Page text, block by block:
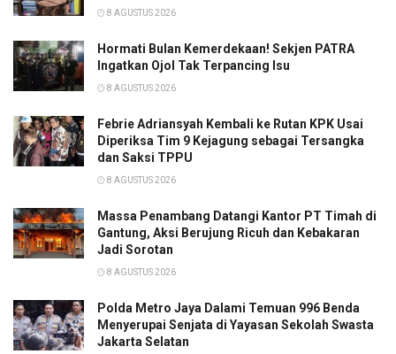
8 AGUSTUS 2026
Hormati Bulan Kemerdekaan! Sekjen PATRA
Ingatkan Ojol Tak Terpancing Isu
8 AGUSTUS 2026
Febrie Adriansyah Kembali ke Rutan KPK Usai
Diperiksa Tim 9 Kejagung sebagai Tersangka
dan Saksi TPPU
8 AGUSTUS 2026
Massa Penambang Datangi Kantor PT Timah di
Gantung, Aksi Berujung Ricuh dan Kebakaran
Jadi Sorotan
8 AGUSTUS 2026
Polda Metro Jaya Dalami Temuan 996 Benda
Menyerupai Senjata di Yayasan Sekolah Swasta
Jakarta Selatan